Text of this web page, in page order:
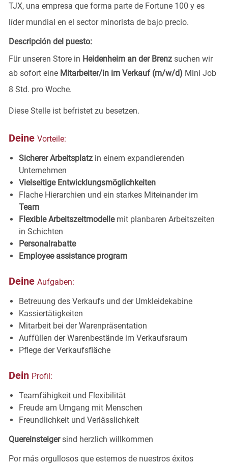
TJX, una empresa que forma parte de Fortune 100 y es
líder mundial en el sector minorista de bajo precio.
Descripción del puesto:
Für unseren Store in Heidenheim an der Brenz suchen wir
ab sofort eine Mitarbeiter/in im Verkauf (m/w/d) Mini Job
8 Std. pro Woche.
Diese Stelle ist befristet zu besetzen.
Deine Vorteile:
Sicherer Arbeitsplatzin einem expandierenden
Unternehmen
Vielseitige Entwicklungsmöglichkeiten
Flache Hierarchien und ein starkes Miteinander im
Team
Flexible Arbeitszeitmodellemit planbaren Arbeitszeiten
in Schichten
Personalrabatte
Employee assistance program
Deine Aufgaben:
Betreuung des Verkaufs und der Umkleidekabine
Kassiertätigkeiten
Mitarbeit bei derWarenpräsentation
Auffüllen der Warenbestände im Verkaufsraum
Pflege derVerkaufsfläche
Dein Profil:
Teamfähigkeit und Flexibilität
Freude am Umgang mit Menschen
Freundlichkeit und Verlässlichkeit
Quereinsteigersind herzlich willkommen
Por más orgullosos que estemos de nuestros éxitos